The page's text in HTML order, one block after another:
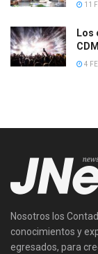
11
Los
4
Nosotros los
conocimientos y
egresados, para